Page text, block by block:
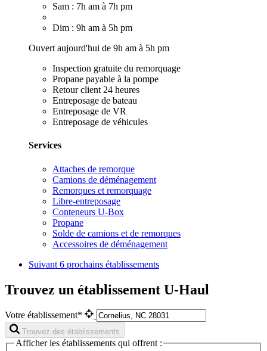
Sam : 7h am à 7h pm
Dim : 9h am à 5h pm
Ouvert aujourd'hui de 9h am à 5h pm
Inspection gratuite du remorquage
Propane payable à la pompe
Retour client 24 heures
Entreposage de bateau
Entreposage de VR
Entreposage de véhicules
Services
Attaches de remorque
Camions de déménagement
Remorques et remorquage
Libre-entreposage
Conteneurs U-Box
Propane
Solde de camions et de remorques
Accessoires de déménagement
Suivant 6 prochains établissements
Trouvez un établissement U-Haul
Votre établissement*
Trouvez des établissements
Afficher les établissements qui offrent :